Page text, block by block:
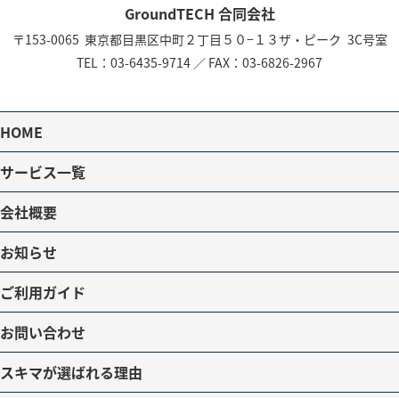
GroundTECH 合同会社
〒153-0065 東京都目黒区中町２丁目５０−１３ザ・ピーク 3C号室
TEL： 03-6435-9714 ／ FAX：03-6826-2967
HOME
サービス一覧
会社概要
お知らせ
ご利用ガイド
お問い合わせ
スキマが選ばれる理由